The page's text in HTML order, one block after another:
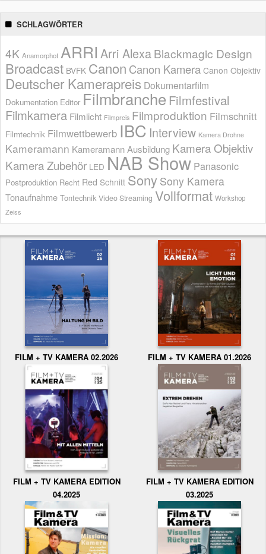
SCHLAGWÖRTER
4K Anamorphot ARRI Arri AlexaBlackmagic Design
Broadcast BVFK Canon Canon Kamera Canon Objektiv
Deutscher Kamerapreis Dokumentarfilm
Dokumentation Editor Filmbranche Filmfestival
Filmkamera Filmlicht Filmpreis Filmproduktion Filmschnitt
Filmtechnik Filmwettbewerb IBC Interview Kamera Drohne
Kameramann Kameramann Ausbildung Kamera Objektiv
Kamera Zubehör LED NAB Show Panasonic
Postproduktion Recht Red Schnitt Sony Sony Kamera
Tonaufnahme Tontechnik Video Streaming Vollformat Workshop
Zeiss
FILM + TV KAMERA 02.2026 FILM + TV KAMERA 01.2026
FILM + TV KAMERA EDITION
04.2025
FILM + TV KAMERA EDITION
03.2025